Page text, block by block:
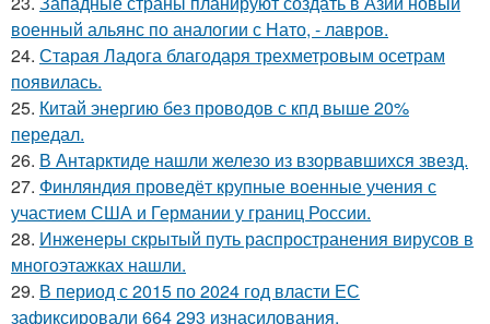
военный альянс по аналогии с Нато, - лавров.
24. Старая Ладога благодаря трехметровым осетрам
появилась.
25. Китай энергию без проводов с кпд выше 20%
передал.
26. В Антарктиде нашли железо из взорвавшихся звезд.
27. Финляндия проведёт крупные военные учения с
участием США и Германии у границ России.
28. Инженеры скрытый путь распространения вирусов в
многоэтажках нашли.
29. В период с 2015 по 2024 год власти ЕС
зафиксировали 664 293 изнасилования.